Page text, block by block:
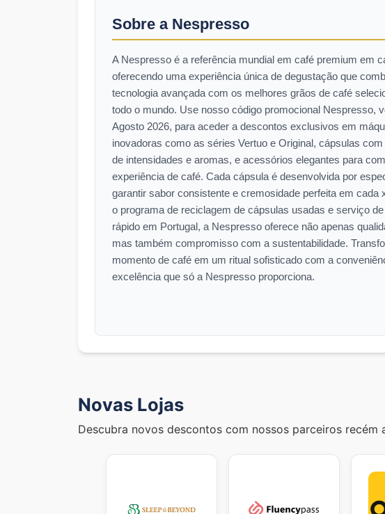
Sobre a Nespresso
A Nespresso é a referência mundial em café premium em
oferecendo uma experiência única de degustação que
tecnologia avançada com os melhores grãos de café
todo o mundo. Use nosso código promocional Nespresso,
Agosto 2026, para aceder a descontos exclusivos em
inovadoras como as séries Vertuo e Original, cápsulas
de intensidades e aromas, e acessórios elegantes para
experiência de café. Cada cápsula é desenvolvida por
garantir sabor consistente e cremosidade perfeita em cada
o programa de reciclagem de cápsulas usadas e serviço
rápido em Portugal, a Nespresso oferece não apenas
mas também compromisso com a sustentabilidade.
momento de café em um ritual sofisticado com a
excelência que só a Nespresso proporciona.
Novas Lojas
Descubra novos descontos com nossos parceiros recém